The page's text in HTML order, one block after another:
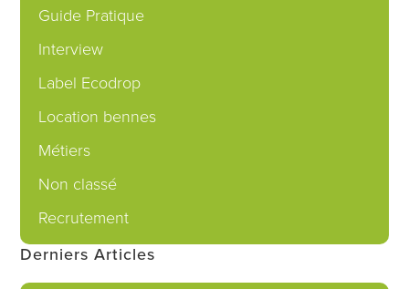
Guide Pratique
Interview
Label Ecodrop
Location bennes
Métiers
Non classé
Recrutement
Derniers Articles